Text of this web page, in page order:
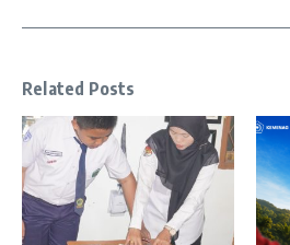
Related Posts